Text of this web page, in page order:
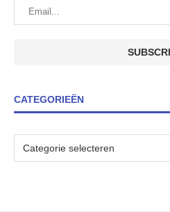
CATEGORIEËN